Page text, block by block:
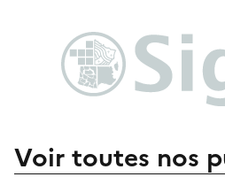
Voir toutes nos